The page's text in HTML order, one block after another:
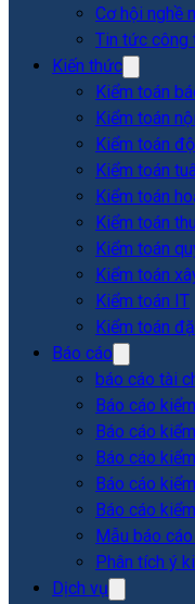
Cơ hội nghề
Tin tức công
Kiến thức
Kiểm toán
Kiểm toán
Kiểm toán
Kiểm toán
Kiểm toán
Kiểm toán
Kiểm toán
Kiểm toán
Kiểm toán IT
Kiểm toán
Báo cáo
báo cáo tài
Báo cáo
Báo cáo
Báo cáo
Báo cáo
Báo cáo
Mẫu báo
Phân tích ý
Dịch vụ